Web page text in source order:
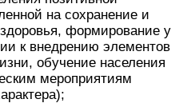
на сохранение и
формирование у
к внедрению элементов
обучение населения
мероприятиям